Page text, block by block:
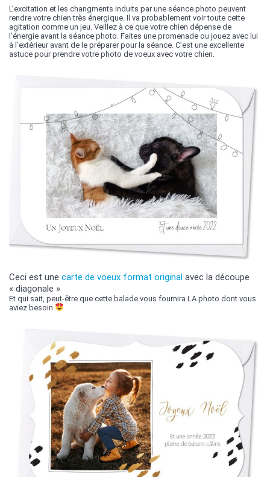
L’excitation et les changments induits par une séance photo peuvent
rendre votre chien très énergique. Il va probablement voir toute cette
agitation comme un jeu. Veillez à ce que votre chien dépense de
l’énergie avant la séance photo. Faites une promenade ou jouez avec lui
à l’extérieur avant de le préparer pour la séance. C’est une excellente
astuce pour prendre votre photo de voeux avec votre chien.
Ceci est une carte de voeux format original avec la découpe
« diagonale »
Et qui sait, peut-être que cette balade vous fournira LA photo dont vous
aviez besoin